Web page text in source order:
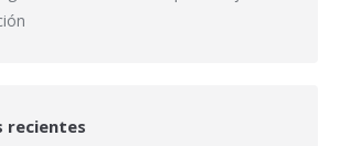
recientes